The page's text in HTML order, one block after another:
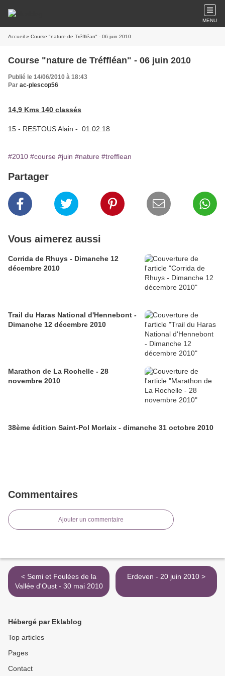
MENU
Accueil » Course "nature de Tréffléan" - 06 juin 2010
Course "nature de Tréffléan" - 06 juin 2010
Publié le 14/06/2010 à 18:43
Par ac-plescop56
14,9 Kms 140 classés
15 - RESTOUS Alain - 01:02:18
#2010 #course #juin #nature #trefflean
Partager
Vous aimerez aussi
Corrida de Rhuys - Dimanche 12
décembre 2010
Trail du Haras National d'Hennebont -
Dimanche 12 décembre 2010
Marathon de La Rochelle - 28
novembre 2010
38ème édition Saint-Pol Morlaix - dimanche 31 octobre 2010
Commentaires
Ajouter un commentaire
< Semi et Foulées de la
Vallée d'Oust - 30 mai 2010
Erdeven - 20 juin 2010 >
Hébergé par Eklablog
Top articles
Pages
Contact